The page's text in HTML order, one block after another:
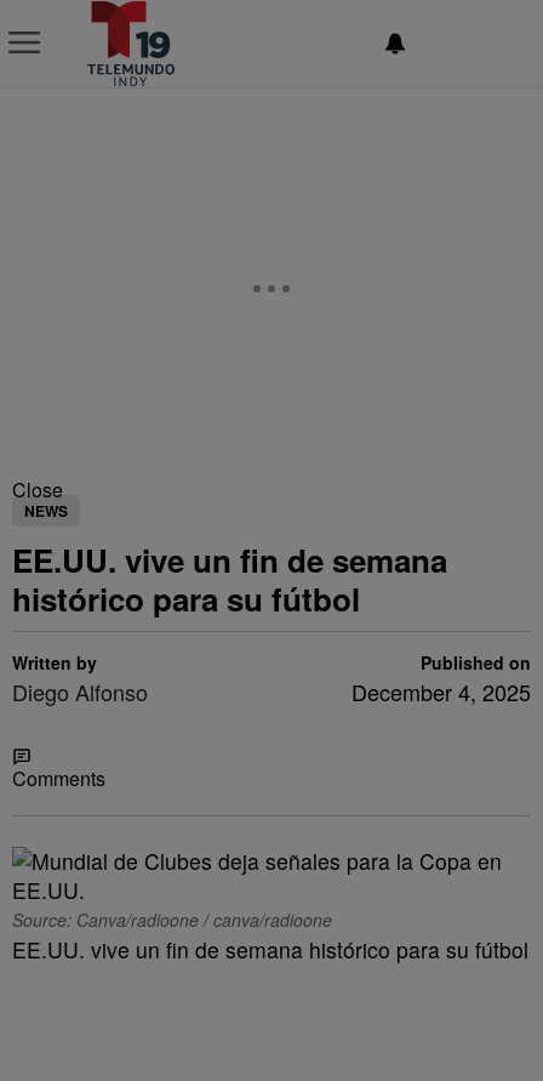
Close
NEWS
EE.UU. vive un fin de semana
histórico para su fútbol
Written by
Diego Alfonso
Published on
December 4, 2025
Comments
Source: Canva/radioone / canva/radioone
EE.UU. vive un fin de semana histórico para su fútbol